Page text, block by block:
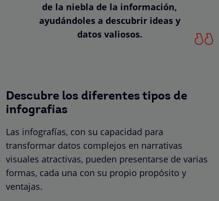
de la niebla de la información,
ayudándoles a descubrir ideas y
datos valiosos.
Descubre los diferentes tipos de
infografías
Las infografías, con su capacidad para
transformar datos complejos en narrativas
visuales atractivas, pueden presentarse de varias
formas, cada una con su propio propósito y
ventajas.